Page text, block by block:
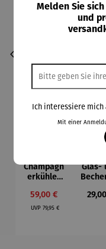
Champagn
erkühler
Strandkör
be
Verkaufspreis:
59,00 €
UVP Regulärer Preis:
79,95 €
Glas-
Melden Sie
und
Ich interessiere mich
Mit einer